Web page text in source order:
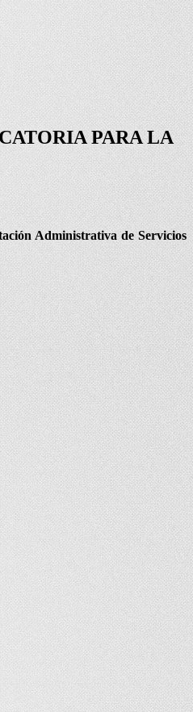
PARA LA
Administrativa de Servicios